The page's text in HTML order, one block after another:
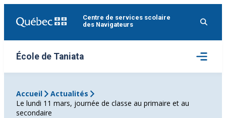
Centre de services scolaire
des Navigateurs
École de Taniata
Ouvrir
le
menu
Accueil
Actualités
Le lundi 11 mars, journée de classe au primaire et au
secondaire